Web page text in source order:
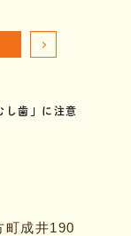
し歯」に注意
町成井190